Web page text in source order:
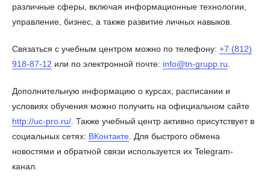
различные сферы, включая информационные технологии,
управление, бизнес, а также развитие личных навыков.
Связаться с учебным центром можно по телефону: +7 (812)
918-87-12 или по электронной почте: info@tn-grupp.ru
Дополнительную информацию о курсах, расписании и
условиях обучения можно получить на официальном сайте
http://uc-pro.ru/ . Также учебный центр активно присутствует в
социальных сетях: ВКонтакте . Для быстрого обмена
новостями и обратной связи используется их Telegram-
канал.